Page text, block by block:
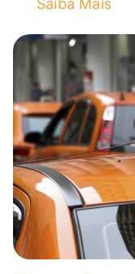
Saiba Mais